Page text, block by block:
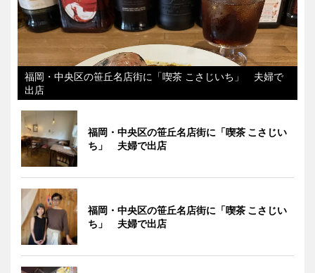
福岡・中央区の笹丘名店街に「喫茶 こさじいち」 夫婦で
出店
福岡・中央区の笹丘名店街に「喫茶 こさじい
ち」 夫婦で出店
福岡・中央区の笹丘名店街に「喫茶 こさじい
ち」 夫婦で出店